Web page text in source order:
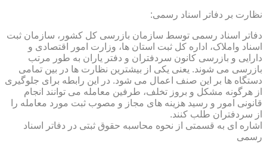
نظارت بر دفاتر اسناد رسمی:
دفاتر اسناد رسمی توسط سازمان بازرسی کل کشور، سازمان ثبت
اسناد واملاک، اداره کل ثبت استان ها، وزارت امور اقتصادی و
دارایی و بازرسی کانون سردفتران و دفتر یاران به طور مرتب
بازرسی می شوند. یعنی یکی از بیشترین نظارت ها در بین تمامی
دستگاه ها بر این صنف اعمال می شود. در این رابطه برای جلوگیری
از هرگونه مشکل و بروز تخلف، طرفین معامله می توانند انجام
قانونی امور و رسید هزینه های مجاز و مصوب ثبت مورد معامله را
از سردفتران طلب کنند.
اشاره ای به قسمتی از نحوه محاسبه حقوق ثبتی در دفاتر اسناد
رسمی